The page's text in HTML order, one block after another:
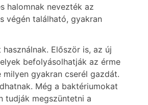
halomnak nevezték az
végén található, gyakran
Először is, az új
befolyásolhatják az érme
gyakran cserél gazdát.
Még a baktériumokat
tudják megszüntetni a